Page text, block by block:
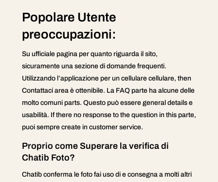
Popolare Utente
preoccupazioni:
Su ufficiale pagina per quanto riguarda il sito,
sicuramente una sezione di domande frequenti.
Utilizzando l’applicazione per un cellulare cellulare, then
Contattaci area è ottenibile. La FAQ parte ha alcune delle
molto comuni parts. Questo può essere general details e
usabilità. If there no response to the question in this parte,
puoi sempre create in customer service.
Proprio come Superare la verifica di
Chatib Foto?
Chatib conferma le foto fai uso di e consegna a molti altri